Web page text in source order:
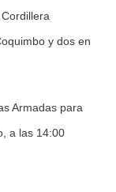
y dos en
Armadas para
a las 14:00